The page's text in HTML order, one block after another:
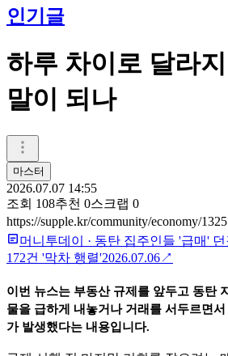
인기글
하루 차이로 달라
말이 되나
마스터
2026.07.07 14:55
조회 108추천 0스크랩 0
https://supple.kr/community/economy/
머니투데이 · 동탄 집주인들 '급매'
172건 '막차 행렬'2026.07.06↗
이번 뉴스는 부동산 규제를 앞두고 동탄
물을 급하게 내놓거나 거래를 서두르면
가 발생했다는 내용입니다.